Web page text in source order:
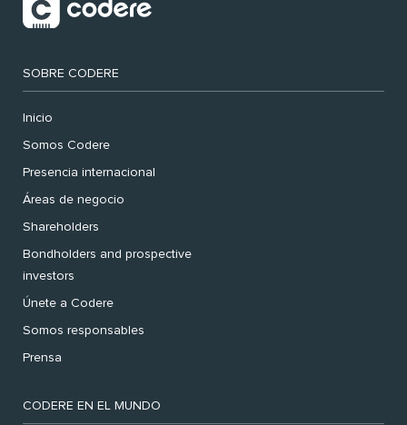
SOBRE CODERE
Inicio
Somos Codere
Presencia internacional
Áreas de negocio
Shareholders
Bondholders and prospective
investors
Únete a Codere
Somos responsables
Prensa
CODERE EN EL MUNDO